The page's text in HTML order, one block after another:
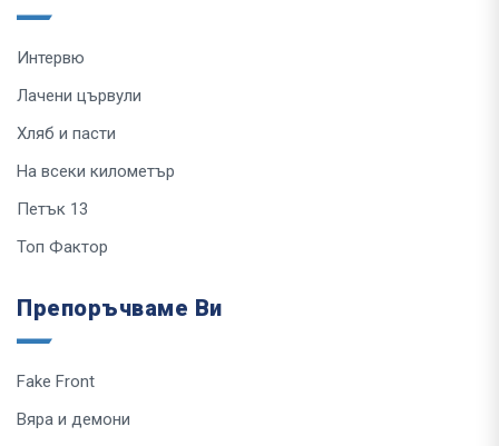
Интервю
Лачени цървули
Хляб и пасти
На всеки километър
Петък 13
Топ Фактор
Препоръчваме Ви
Fake Front
Вяра и демони